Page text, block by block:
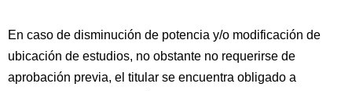
En caso de disminución de potencia y/o modificación de
ubicación de estudios, no obstante no requerirse de
aprobación previa, el titular se encuentra obligado a